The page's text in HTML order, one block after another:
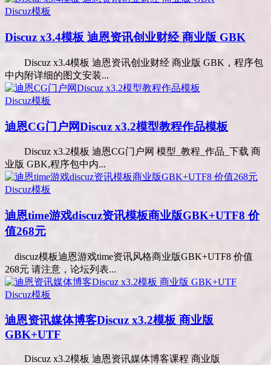
Discuz模板
Discuz x3.4模板 迪恩资讯创业财经 商业版 GBK
Discuz x3.4模板 迪恩资讯创业财经 商业版 GBK，程序包
中内附详细的图文安装...
Discuz模板
迪恩CG门户网Discuz x3.2模型教程作品模板
Discuz x3.2模板 迪恩CG门户网 模型_教程_作品_下载 商
业版 GBK,程序包中内...
Discuz模板
迪恩time游戏discuz资讯模板商业版GBK+UTF8 价
值268元
discuz模板迪恩游戏time资讯风格商业版GBK+UTF8 价值
268元 请注意，论坛列表...
Discuz模板
迪恩资讯媒体博客Discuz x3.2模板 商业版
GBK+UTF
Discuz x3.2模板 迪恩资讯媒体博客课程 商业版